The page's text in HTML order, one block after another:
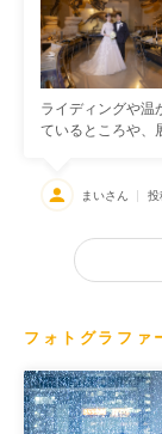
ライディングや温
ているところや、
まいさん 投
フォトグラファ